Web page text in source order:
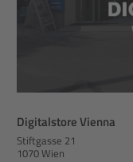
Digitalstore Vienna
Stiftgasse 21
1070 Wien